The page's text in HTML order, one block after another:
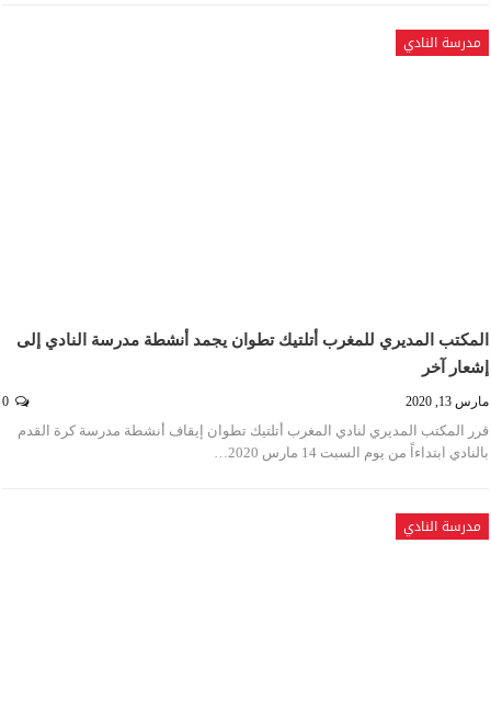
مدرسة النادي
المكتب المديري للمغرب أتلتيك تطوان يجمد أنشطة مدرسة النادي إلى
إشعار آخر
مارس 13, 2020
قرر المكتب المديري لنادي المغرب أتلتيك تطوان إيقاف أنشطة مدرسة كرة القدم
بالنادي ابتداءاً من يوم السبت 14 مارس 2020…
مدرسة النادي